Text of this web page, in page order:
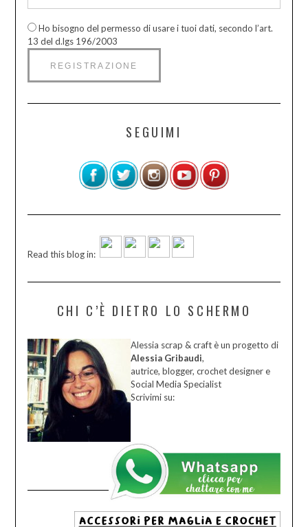
Ho bisogno del permesso di usare i tuoi dati, secondo l’art.
13 del d.lgs 196/2003
SEGUIMI
Read this blog in:
CHI C’È DIETRO LO SCHERMO
Alessia scrap & craft è un progetto di
Alessia Gribaudi,
autrice, blogger, crochet designer e
Social Media Specialist
Scrivimi su: